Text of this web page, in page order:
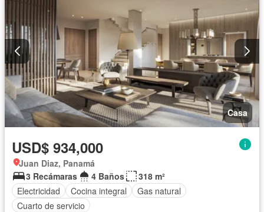
Casa
USD$ 934,000
Juan Diaz, Panamá
3 Recámaras
4 Baños
318 m²
Electricidad
Cocina integral
Gas natural
Cuarto de servicio